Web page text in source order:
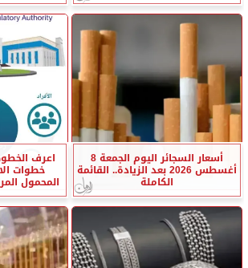
أسعار السجائر اليوم الجمعة 8
أغسطس 2026 بعد الزيادة.. القائمة
الكاملة
اعرف
خطوات
المحمول